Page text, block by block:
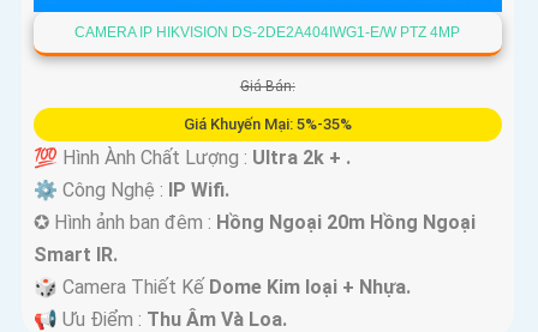
CAMERA IP HIKVISION DS-2DE2A404IWG1-E/W PTZ 4MP
Giá Bán:
Giá Khuyến Mại: 5%-35%
💯 Hình Ành Chất Lượng : Ultra 2k + .
⚙ Công Nghệ : IP Wifi.
✪ Hình ảnh ban đêm : Hồng Ngoại 20m Hồng Ngoại
Smart IR.
🎲 Camera Thiết Kế Dome Kim loại + Nhựa.
️📢 Ưu Điểm : Thu Âm Và Loa.